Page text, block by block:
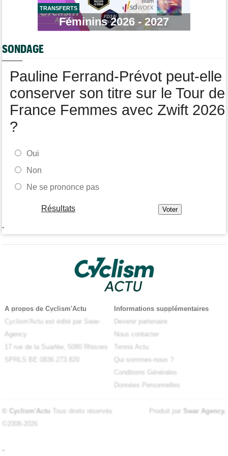
Tour de Pologne
Bart Lemmen fait coup double sur la 4e étape, UAE déçoit !
pour 1 an
Felix Gall remporte la 3e étape et prend les commandes du
général
TRANSFERTS
Féminins 2026 - 2027
SONDAGE
Pauline Ferrand-Prévot peut-elle
conserver son titre sur le Tour de
France Femmes avec Zwift 2026
?
Oui
Non
Ne se prononce pas
Résultats
-
A propos de Cyclism'Actu
Cyclism'Actu est édité par Swar-
Agency
17 rue de la Suarlée, 5080 Rhisnes
SPRLS BE 0836.273.820
Informations supplémentaires
Devenir partenaire
Nous contacter
Tennis Actu
Qui sommes-nous ?
Conditions Générales
Données Personnelles
© Cyclism'Actu Tous droits réservés
©2008-2026
Produit par Swar Agency.
-